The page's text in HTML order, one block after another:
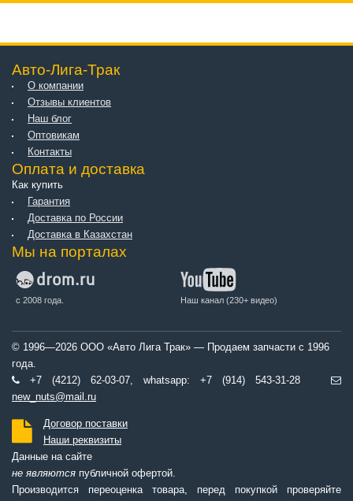
Авто-Лига-Трак
О компании
Отзывы клиентов
Наш блог
Оптовикам
Контакты
Оплата и доставка
Как купить
Гарантия
Доставка по России
Доставка в Казахстан
Мы на порталах
с 2008 года. Наш канал (230+ видео)
© 1996—2026 ООО «Авто Лига Трак» — Продаем запчасти с 1996
года.
+7 (4212) 62-03-07, whatsapp: +7 (914) 543-31-28
new_nuts@mail.ru
Договор поставки
Наши реквизиты
Данные на сайте
не являются публичной офертой.
Производится переоценка товара, перед покупкой проверяйте